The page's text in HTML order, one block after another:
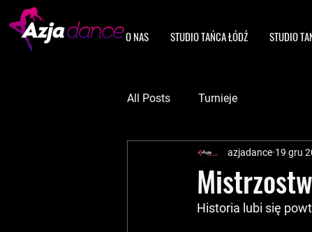
O NAS STUDIO TAŃCA ŁÓDŹ STUDIO
All Posts Turnieje
azjadance 19 gru
Historia lubi się